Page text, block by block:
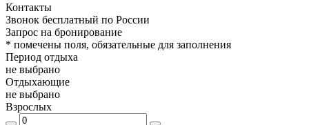
Контакты
Звонок бесплатный по России
Запрос на бронирование
* помечены поля, обязательные для заполнения
Период отдыха
не выбрано
Отдыхающие
не выбрано
Взрослых